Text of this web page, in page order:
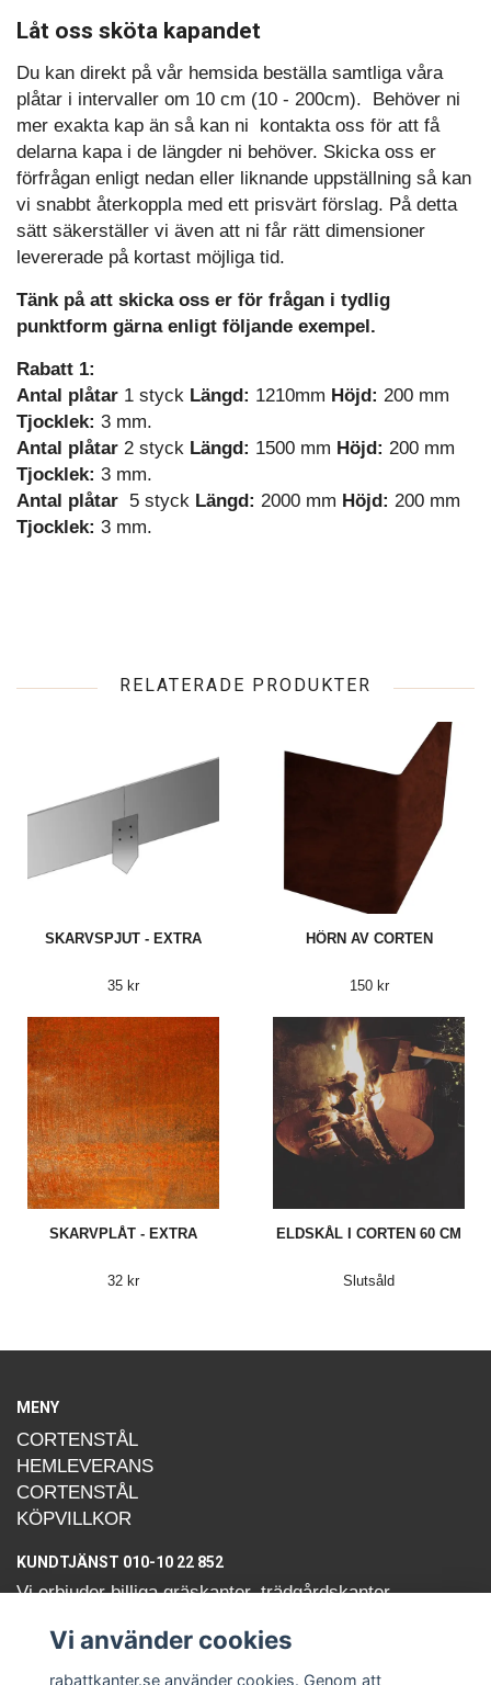
Låt oss sköta kapandet
Du kan direkt på vår hemsida beställa samtliga våra
plåtar i intervaller om 10 cm (10 - 200cm). Behöver ni
mer exakta kap än så kan ni kontakta oss för att få
delarna kapa i de längder ni behöver. Skicka oss er
förfrågan enligt nedan eller liknande uppställning så kan
vi snabbt återkoppla med ett prisvärt förslag. På detta
sätt säkerställer vi även att ni får rätt dimensioner
levererade på kortast möjliga tid.
Tänk på att skicka oss er för frågan i tydlig
punktform gärna enligt följande exempel.
Rabatt 1:
Antal plåtar 1 styck Längd: 1210mm Höjd: 200 mm
Tjocklek: 3 mm.
Antal plåtar 2 styck Längd: 1500 mm Höjd: 200 mm
Tjocklek: 3 mm.
Antal plåtar 5 styck Längd: 2000 mm Höjd: 200 mm
Tjocklek: 3 mm.
RELATERADE PRODUKTER
SKARVSPJUT - EXTRA
35 kr
HÖRN AV CORTEN
150 kr
SKARVPLÅT - EXTRA
32 kr
ELDSKÅL I CORTEN 60 CM
Slutsåld
MENY
CORTENSTÅL
HEMLEVERANS
CORTENSTÅL
KÖPVILLKOR
KUNDTJÄNST 010-10 22 852
Vi erbjuder billiga gräskanter, trädgårdskanter,
Cortenplåt som skänker en härlig känsla i trädgården
Vi använder cookies
rabattkanter.se använder cookies. Genom att